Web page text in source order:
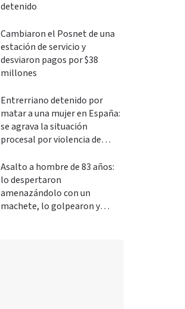
detenido
Cambiaron el Posnet de una
estación de servicio y
desviaron pagos por $38
millones
Entrerriano detenido por
matar a una mujer en España:
se agrava la situación
procesal por violencia de
Asalto a hombre de 83 años:
lo despertaron
amenazándolo con un
machete, lo golpearon y